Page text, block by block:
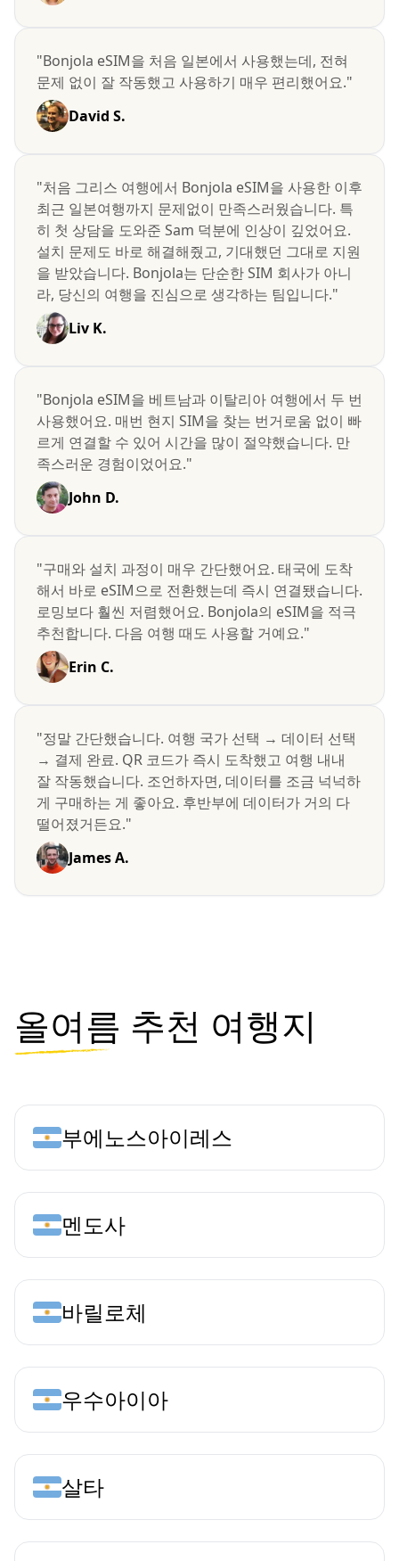
"Bonjola eSIM을 처음 일본에서 사용했는데, 전혀
문제 없이 잘 작동했고 사용하기 매우 편리했어요."
David S.
"처음 그리스 여행에서 Bonjola eSIM을 사용한 이후
최근 일본여행까지 문제없이 만족스러웠습니다. 특
히 첫 상담을 도와준 Sam 덕분에 인상이 깊었어요.
설치 문제도 바로 해결해줬고, 기대했던 그대로 지원
을 받았습니다. Bonjola는 단순한 SIM 회사가 아니
라, 당신의 여행을 진심으로 생각하는 팀입니다."
Liv K.
"Bonjola eSIM을 베트남과 이탈리아 여행에서 두 번
사용했어요. 매번 현지 SIM을 찾는 번거로움 없이 빠
르게 연결할 수 있어 시간을 많이 절약했습니다. 만
족스러운 경험이었어요."
John D.
"구매와 설치 과정이 매우 간단했어요. 태국에 도착
해서 바로 eSIM으로 전환했는데 즉시 연결됐습니다.
로밍보다 훨씬 저렴했어요. Bonjola의 eSIM을 적극
추천합니다. 다음 여행 때도 사용할 거예요."
Erin C.
"정말 간단했습니다. 여행 국가 선택 → 데이터 선택
→ 결제 완료. QR 코드가 즉시 도착했고 여행 내내
잘 작동했습니다. 조언하자면, 데이터를 조금 넉넉하
게 구매하는 게 좋아요. 후반부에 데이터가 거의 다
떨어졌거든요."
James A.
올여름 추천 여행지
부에노스아이레스
멘도사
바릴로체
우수아이아
살타